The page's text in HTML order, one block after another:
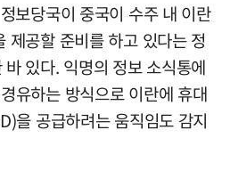
보당국이 중국이 수주 내 이란
제공할 준비를 하고 있다는 정
있다. 익명의 정보 소식통에
유하는 방식으로 이란에 휴대
을 공급하려는 움직임도 감지